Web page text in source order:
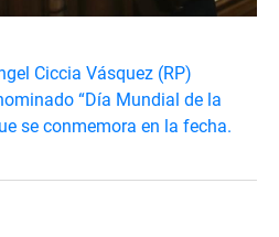
Ciccia Vásquez (RP)
“Día Mundial de la
se conmemora en la fecha.